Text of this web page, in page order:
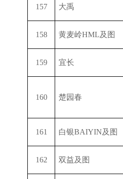
157 大禹
158 黄麦岭HML及图
159 宜长
160 楚园春
161 白银BAIYIN及图
162 双益及图